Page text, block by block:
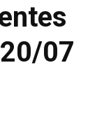
07